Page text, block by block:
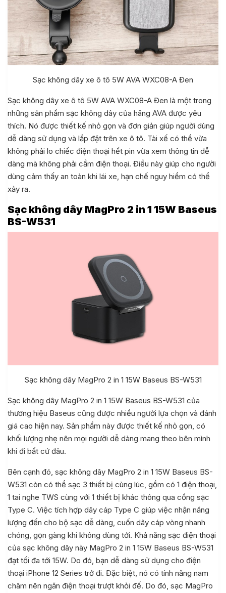
Sạc không dây xe ô tô 5W AVA WXC08-A Đen
Sạc không dây xe ô tô 5W AVA WXC08-A Đen là một trong
những sản phẩm sạc không dây của hãng AVA được yêu
thích. Nó được thiết kế nhỏ gọn và đơn giản giúp người dùng
dễ dàng sử dụng và lắp đặt trên xe ô tô. Tài xế có thể vừa
không phải lo chiếc điện thoại hết pin vừa xem thông tin dễ
dàng mà không phải cầm điện thoại. Điều này giúp cho người
dùng cảm thấy an toàn khi lái xe, hạn chế nguy hiểm có thể
xảy ra.
Sạc không dây MagPro 2 in 1 15W Baseus
BS-W531
Sạc không dây MagPro 2 in 1 15W Baseus BS-W531
Sạc không dây MagPro 2 in 1 15W Baseus BS-W531 của
thương hiệu Baseus cũng được nhiều người lựa chọn và đánh
giá cao hiện nay. Sản phẩm này được thiết kế nhỏ gọn, có
khối lượng nhẹ nên mọi người dễ dàng mang theo bên mình
khi đi bất cứ đâu.
Bên cạnh đó, sạc không dây MagPro 2 in 1 15W Baseus BS-
W531 còn có thể sạc 3 thiết bị cùng lúc, gồm có 1 điện thoại,
1 tai nghe TWS cùng với 1 thiết bị khác thông qua cổng sạc
Type C. Việc tích hợp dây cáp Type C giúp việc nhận năng
lượng đến cho bộ sạc dễ dàng, cuốn dây cáp vòng nhanh
chóng, gọn gàng khi không dùng tới. Khả năng sạc điện thoại
của sạc không dây này MagPro 2 in 1 15W Baseus BS-W531
đạt tối đa tới 15W. Do đó, bạn dễ dàng sử dụng cho điện
thoại iPhone 12 Series trở đi. Đặc biệt, nó có tính năng nam
châm nên ngăn điện thoại trượt khỏi đế. Do đó, sạc MagPro